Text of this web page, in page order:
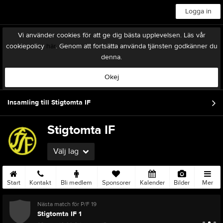
Logga in
Vi använder cookies för att ge dig bästa upplevelsen. Läs vår
cookiepolicy här. Genom att fortsätta använda tjänsten godkänner du
denna.
Okej
Insamling till Stigtomta IF
Stigtomta IF
Välj lag
Start Kontakt Bli medlem Sponsorer Kalender Bilder Mer
Nästa match för P/F 19
Stigtomta IF 1